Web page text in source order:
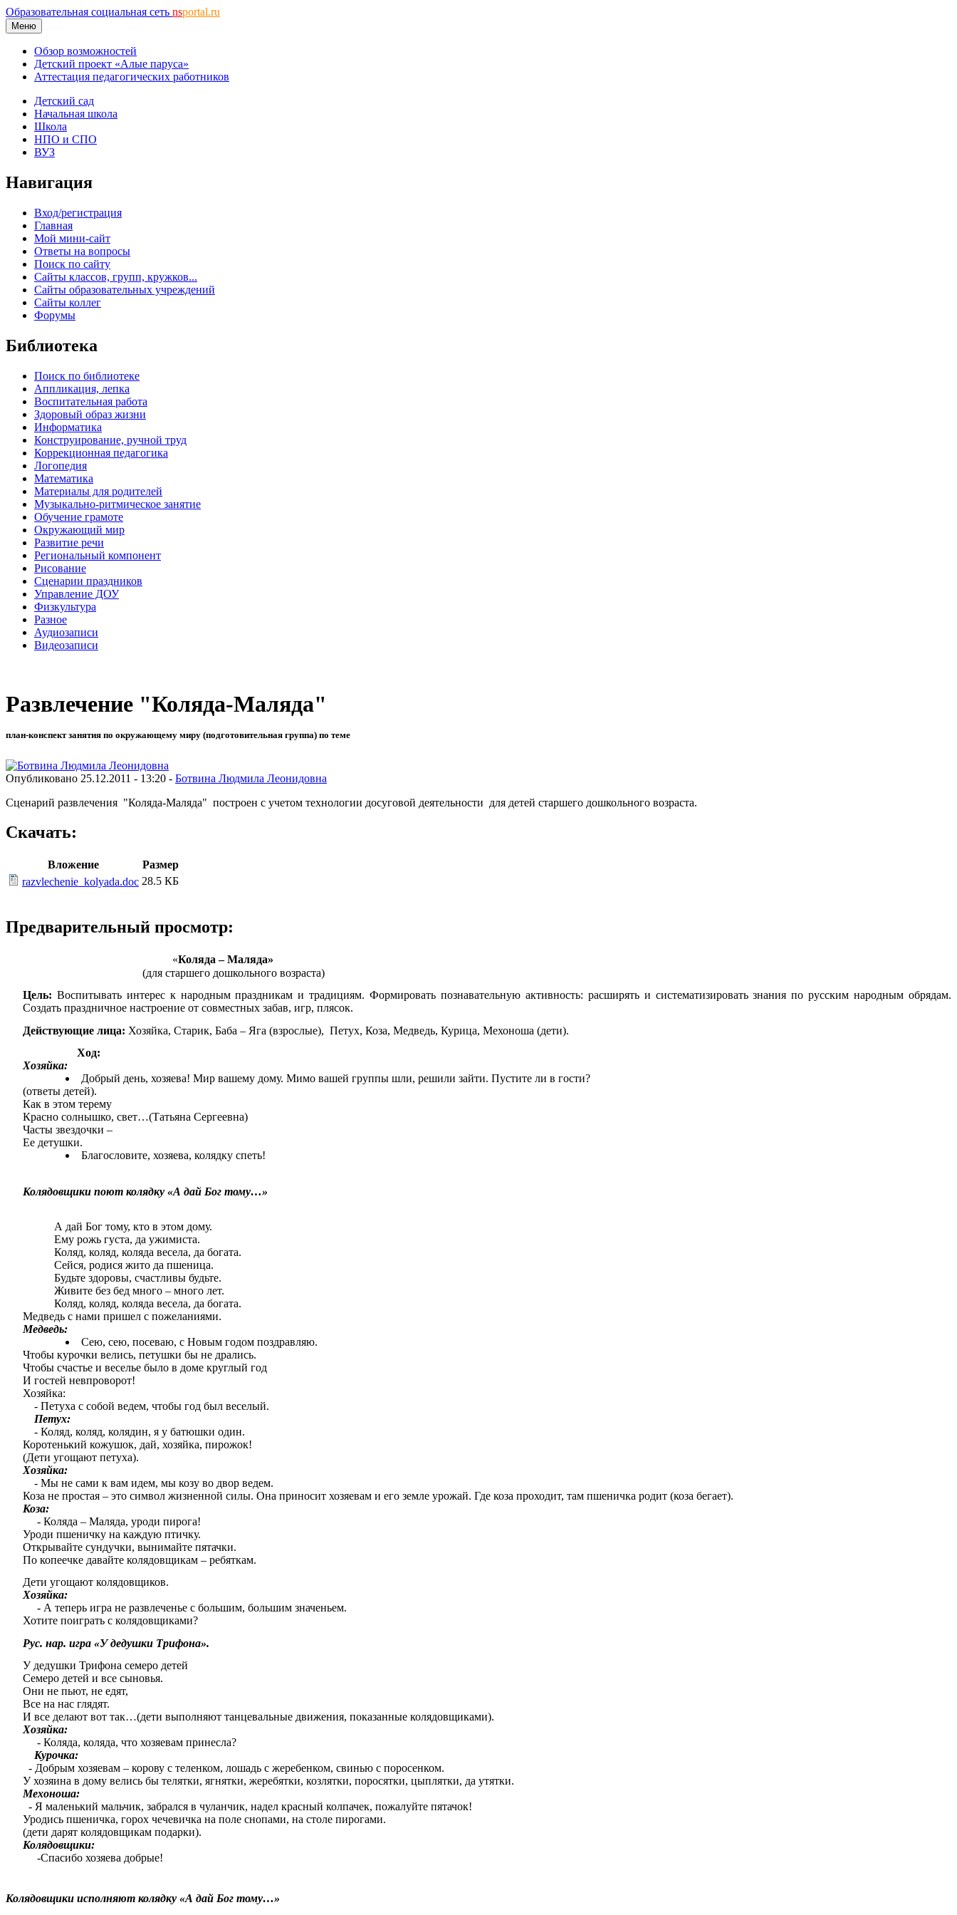
Образовательная социальная сеть nsportal.ru
Меню
Обзор возможностей
Детский проект «Алые паруса»
Аттестация педагогических работников
Детский сад
Начальная школа
Школа
НПО и СПО
ВУЗ
Навигация
Вход/регистрация
Главная
Мой мини-сайт
Ответы на вопросы
Поиск по сайту
Сайты классов, групп, кружков...
Сайты образовательных учреждений
Сайты коллег
Форумы
Библиотека
Поиск по библиотеке
Аппликация, лепка
Воспитательная работа
Здоровый образ жизни
Информатика
Конструирование, ручной труд
Коррекционная педагогика
Логопедия
Математика
Материалы для родителей
Музыкально-ритмическое занятие
Обучение грамоте
Окружающий мир
Развитие речи
Региональный компонент
Рисование
Сценарии праздников
Управление ДОУ
Физкультура
Разное
Аудиозаписи
Видеозаписи
Развлечение "Коляда-Маляда"
план-конспект занятия по окружающему миру (подготовительная группа) по теме
Опубликовано 25.12.2011 - 13:20 - Ботвина Людмила Леонидовна
Сценарий развлечения "Коляда-Маляда" построен с учетом технологии досуговой деятельности для детей старшего дошкольного возраста.
Скачать:
Вложение
Размер
razvlechenie_kolyada.doc 28.5 КБ
Предварительный просмотр:
«Коляда – Маляда»
(для старшего дошкольного возраста)
Цель: Воспитывать интерес к народным праздникам и традициям. Формировать познавательную активность: расширять и систематизировать знания по русским народным обрядам.
Создать праздничное настроение от совместных забав, игр, плясок.
Действующие лица: Хозяйка, Старик, Баба – Яга (взрослые), Петух, Коза, Медведь, Курица, Мехоноша (дети).
Ход:
Хозяйка:
Добрый день, хозяева! Мир вашему дому. Мимо вашей группы шли, решили зайти. Пустите ли в гости?
(ответы детей).
Как в этом терему
Красно солнышко, свет…(Татьяна Сергеевна)
Часты звездочки –
Ее детушки.
Благословите, хозяева, колядку спеть!
Колядовщики поют колядку «А дай Бог тому…»
А дай Бог тому, кто в этом дому.
Ему рожь густа, да ужимиста.
Коляд, коляд, коляда весела, да богата.
Сейся, родися жито да пшеница.
Будьте здоровы, счастливы будьте.
Живите без бед много – много лет.
Коляд, коляд, коляда весела, да богата.
Медведь с нами пришел с пожеланиями.
Медведь:
Сею, сею, посеваю, с Новым годом поздравляю.
Чтобы курочки велись, петушки бы не дрались.
Чтобы счастье и веселье было в доме круглый год
И гостей невпроворот!
Хозяйка:
- Петуха с собой ведем, чтобы год был веселый.
Петух:
- Коляд, коляд, колядин, я у батюшки один.
Коротенький кожушок, дай, хозяйка, пирожок!
(Дети угощают петуха).
Хозяйка:
- Мы не сами к вам идем, мы козу во двор ведем.
Коза не простая – это символ жизненной силы. Она приносит хозяевам и его земле урожай. Где коза проходит, там пшеничка родит (коза бегает).
Коза:
- Коляда – Маляда, уроди пирога!
Уроди пшеничку на каждую птичку.
Открывайте сундучки, вынимайте пятачки.
По копеечке давайте колядовщикам – ребяткам.
Дети угощают колядовщиков.
Хозяйка:
- А теперь игра не развлеченье с большим, большим значеньем.
Хотите поиграть с колядовщиками?
Рус. нар. игра «У дедушки Трифона».
У дедушки Трифона семеро детей
Семеро детей и все сыновья.
Они не пьют, не едят,
Все на нас глядят.
И все делают вот так…(дети выполняют танцевальные движения, показанные колядовщиками).
Хозяйка:
- Коляда, коляда, что хозяевам принесла?
Курочка:
- Добрым хозяевам – корову с теленком, лошадь с жеребенком, свинью с поросенком.
У хозяина в дому велись бы телятки, ягнятки, жеребятки, козлятки, поросятки, цыплятки, да утятки.
Мехоноша:
- Я маленький мальчик, забрался в чуланчик, надел красный колпачек, пожалуйте пятачок!
Уродись пшеничка, горох чечевичка на поле снопами, на столе пирогами.
(дети дарят колядовщикам подарки).
Колядовщики:
-Спасибо хозяева добрые!
Колядовщики исполняют колядку «А дай Бог тому…»